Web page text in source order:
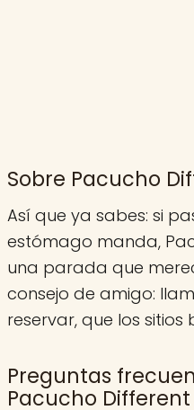
Sobre Pacucho
Así que ya sabes: si
estómago manda,
una parada que
consejo de amigo:
reservar, que los sitios
Preguntas
Pacucho Different